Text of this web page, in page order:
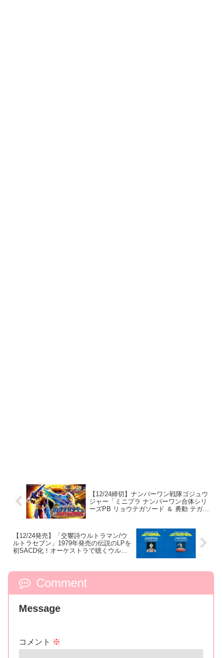
【12/24締切】ナンバーワン戦隊ゴジュウ
ジャー「ミニプラ ナンバーワン合体シリ
ーズPB リョウテガソード ＆ 勇動 テガソ
【12/24発売】「交響詩ウルトラマン/ウ
ルトラセブン」1979年発売の伝説のLPを
初SACD化！オーケストラで聴くウルト
Comment
Message
コメント ※